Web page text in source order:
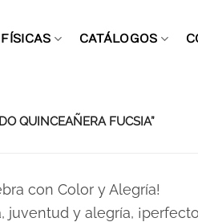
CATÁLOGOS
QUINCEAÑERA FUCSIA”
con Color y Alegría!
y alegría,